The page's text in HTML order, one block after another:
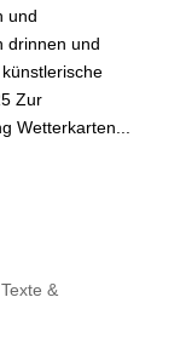
und
drinnen und
Zur
Wetterkarten...
Texte &